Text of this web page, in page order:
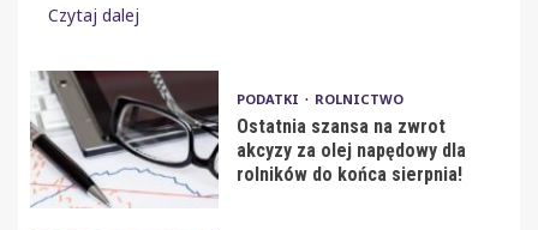
Czytaj dalej
PODATKI ROLNICTWO
Ostatnia szansa na zwrot
akcyzy za olej napędowy dla
rolników do końca sierpnia!